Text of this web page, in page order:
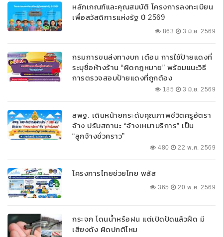
หลักเกณฑ์และคุณสมบัติ โครงการลงทะเบียน
เพื่อสวัสดิการแห่งรัฐ ปี 2569
863 3 มิ.ย. 2569
กรมการขนส่งทางบก เตือน การใช้ป้ายแดงที่
ระบุชื่อห้างร้าน “ผิดกฎหมาย” พร้อมแนะวิธี
การตรวจสอบป้ายแดงที่ถูกต้อง
185 3 มิ.ย. 2569
สพฐ. เดินหน้ายกระดับคุณภาพชีวิตครูอัตรา
จ้าง ปรับสถานะ “จ้างเหมาบริการ” เป็น
“ลูกจ้างชั่วคราว”
480 22 พ.ค. 2569
โครงการไทยช่วยไทย พลัส
365 20 พ.ค. 2569
กระจก โดนน้ำหรือฝน แต่เปิดปัดแล้วฝืด มี
เสียงดัง ผิดปกติไหม